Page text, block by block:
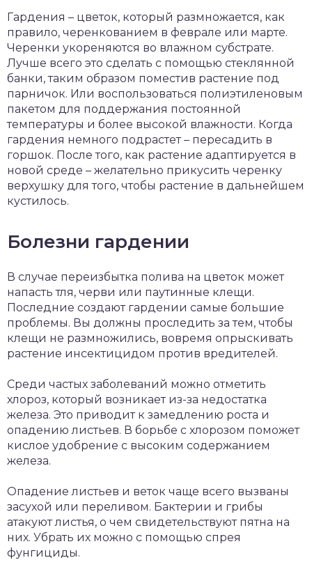
Гардения – цветок, который размножается, как
правило, черенкованием в феврале или марте.
Черенки укореняются во влажном субстрате.
Лучше всего это сделать с помощью стеклянной
банки, таким образом поместив растение под
парничок. Или воспользоваться полиэтиленовым
пакетом для поддержания постоянной
температуры и более высокой влажности. Когда
гардения немного подрастет – пересадить в
горшок. После того, как растение адаптируется в
новой среде – желательно прикусить черенку
верхушку для того, чтобы растение в дальнейшем
кустилось.
Болезни гардении
В случае переизбытка полива на цветок может
напасть тля, черви или паутинные клещи.
Последние создают гардении самые большие
проблемы. Вы должны проследить за тем, чтобы
клещи не размножились, вовремя опрыскивать
растение инсектицидом против вредителей.
Среди частых заболеваний можно отметить
хлороз, который возникает из-за недостатка
железа. Это приводит к замедлению роста и
опадению листьев. В борьбе с хлорозом поможет
кислое удобрение с высоким содержанием
железа.
Опадение листьев и веток чаще всего вызваны
засухой или переливом. Бактерии и грибы
атакуют листья, о чем свидетельствуют пятна на
них. Убрать их можно с помощью спрея
фунгициды.